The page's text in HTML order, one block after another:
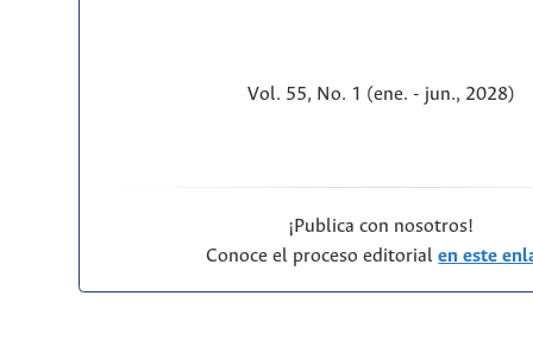
Vol. 55, No. 1 (ene. - jun., 2028)
¡Publica con nosotros!
Conoce el proceso editorialen este